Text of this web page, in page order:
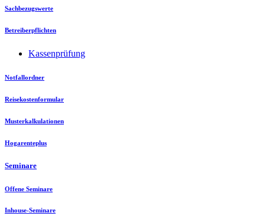
Sachbezugswerte
Betreiberpflichten
Kassenprüfung
Notfallordner
Reisekostenformular
Musterkalkulationen
Hogarenteplus
Seminare
Offene Seminare
Inhouse-Seminare